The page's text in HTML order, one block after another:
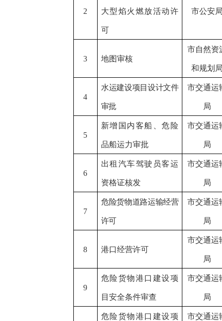
2 大型焰火燃放活动许
可
市公安
3 地图审核
市自然资
和规划
4
水运建设项目设计文件
审批
市交通运
局
5
新增国内客船、危险
品船运力审批
市交通运
局
6
出租汽车驾驶员客运
资格证核发
市交通运
局
7
危险货物道路运输经营
许可
市交通运
局
8 港口经营许可
市交通运
局
9
危险货物港口建设项
目安全条件审查
市交通运
局
危险货物港口建设项 市交通运